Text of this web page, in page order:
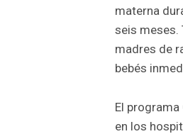
materna
seis meses.
madres de
bebés
El
en los